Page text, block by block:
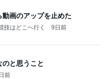
画のアップを止めた
技はどこへ行く 9日前
と思うこと
前